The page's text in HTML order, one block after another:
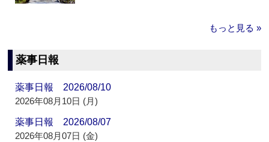
もっと見る »
薬事日報
薬事日報 2026/08/10
2026年08月10日 (月)
薬事日報 2026/08/07
2026年08月07日 (金)